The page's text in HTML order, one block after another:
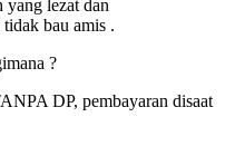
yang lezat dan
bau amis .
?
DP, pembayaran disaat